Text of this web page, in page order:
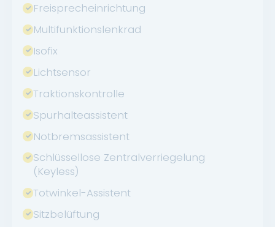
Freisprecheinrichtung
Multifunktionslenkrad
Isofix
Lichtsensor
Traktionskontrolle
Spurhalteassistent
Notbremsassistent
Schlüssellose Zentralverriegelung
(Keyless)
Totwinkel-Assistent
Sitzbelüftung